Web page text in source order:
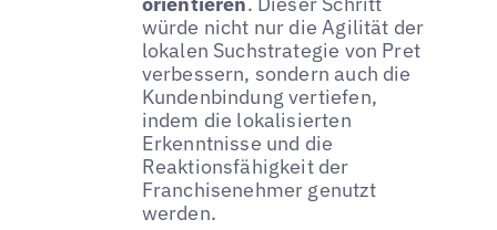
würde nicht nur die Agilität der
lokalen Suchstrategie von Pret
verbessern, sondern auch die
Kundenbindung vertiefen,
indem die lokalisierten
Erkenntnisse und die
Reaktionsfähigkeit der
Franchisenehmer genutzt
werden.